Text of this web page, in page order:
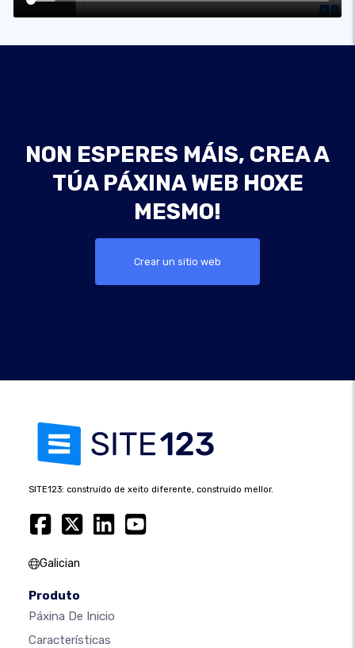
NON ESPERES MÁIS, CREA A
TÚA PÁXINA WEB HOXE
MESMO!
Crear un sitio web
SITE123: construído de xeito diferente, construído mellor.
Galician
Produto
Páxina De Inicio
Características